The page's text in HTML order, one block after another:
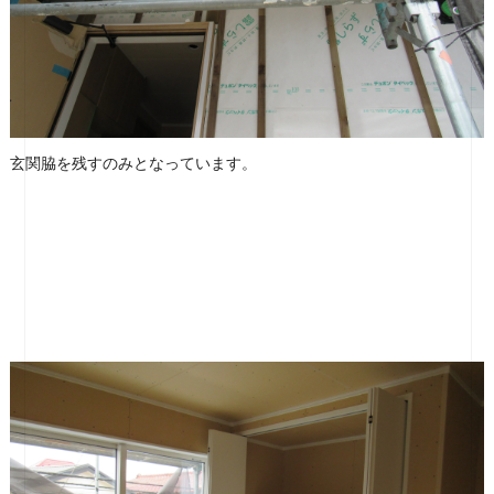
玄関脇を残すのみとなっています。